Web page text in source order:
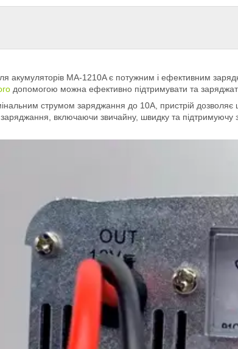
акумуляторів MA-1210A є потужним і ефективним
допомогою можна ефективно підтримувати та
струмом заряджання до 10A, пристрій
заряджання, включаючи звичайну, швидку та